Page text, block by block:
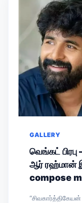
GALLERY
வெங்கட்
ஆர் ரஹ்மான்
compose
“சிவகார்த்திகேயன்